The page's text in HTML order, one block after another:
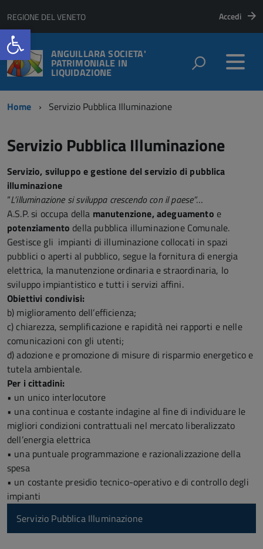
Open toolbar
REGIONE DEL VENETO Accedi
ANGUILLARA SOCIETA'
PATRIMONIALE IN
LIQUIDAZIONE
Home Servizio Pubblica Illuminazione
Servizio Pubblica Illuminazione
Servizio, sviluppo e gestione del servizio di pubblica
illuminazione
“L’illuminazione si sviluppa crescendo con il paese”…
A.S.P. si occupa della manutenzione,adeguamento e
potenziamento della pubblica illuminazione Comunale.
Gestisce gli impianti di illuminazione collocati in spazi
pubblici o aperti al pubblico, segue la fornitura di energia
elettrica, la manutenzione ordinaria e straordinaria, lo
sviluppo impiantistico e tutti i servizi affini.
Obiettivi condivisi:
b) miglioramento dell’efficienza;
c) chiarezza, semplificazione e rapidità nei rapporti e nelle
comunicazioni con gli utenti;
d) adozione e promozione di misure di risparmio energetico e
tutela ambientale.
Per i cittadini:
• un unico interlocutore
• una continua e costante indagine al fine di individuare le
migliori condizioni contrattuali nel mercato liberalizzato
dell’energia elettrica
• una puntuale programmazione e razionalizzazione della
spesa
• un costante presidio tecnico-operativo e di controllo degli
impianti
Servizio Pubblica Illuminazione